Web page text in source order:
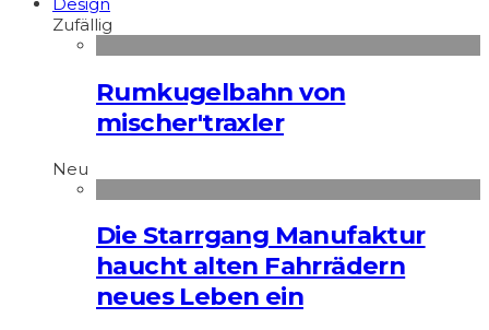
Design
Zufällig
Rumkugelbahn von
mischer'traxler
Neu
Die Starrgang Manufaktur
haucht alten Fahrrädern
neues Leben ein